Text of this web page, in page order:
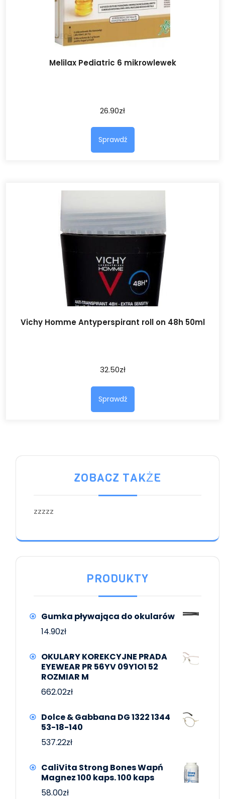
Melilax Pediatric 6 mikrowlewek
26.90zł
Sprawdź
Vichy Homme Antyperspirant roll on 48h 50ml
32.50zł
Sprawdź
ZOBACZ TAKŻE
zzzzz
PRODUKTY
Gumka pływająca do okularów
14.90zł
OKULARY KOREKCYJNE PRADA
EYEWEAR PR 56YV 09Y1O1 52
ROZMIAR M
662.02zł
Dolce & Gabbana DG 1322 1344
53-18-140
537.22zł
CaliVita Strong Bones Wapń
Magnez 100 kaps. 100 kaps
58.00zł